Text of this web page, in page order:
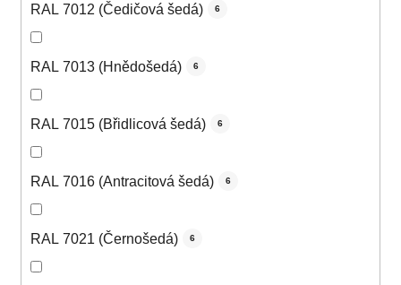
RAL 7012 (Čedičová šedá) 6
RAL 7013 (Hnědošedá) 6
RAL 7015 (Břidlicová šedá) 6
RAL 7016 (Antracitová šedá) 6
RAL 7021 (Černošedá) 6